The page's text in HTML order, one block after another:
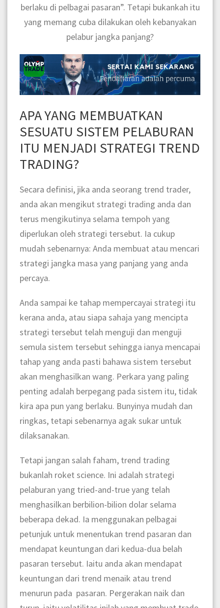
berlaku di pelbagai pasaran”. Tetapi bukankah itu
yang memang cuba dilakukan oleh kebanyakan
pelabur jangka panjang?
APA YANG MEMBUATKAN
SESUATU SISTEM PELABURAN
ITU MENJADI STRATEGI TREND
TRADING?
Secara definisi, jika anda seorang trend trader,
anda akan mengikut strategi trading anda dan
terus mengikutinya selama tempoh yang
diperlukan oleh strategi tersebut. Ia cukup
mudah sebenarnya: Anda membuat atau mencari
strategi jangka masa yang panjang yang anda
percaya.
Anda sampai ke tahap mempercayai strategi itu
kerana anda, atau siapa sahaja yang mencipta
strategi tersebut telah menguji dan menguji
semula sistem tersebut sehingga ianya mencapai
tahap yang anda pasti bahawa sistem tersebut
akan menghasilkan wang. Perkara yang paling
penting adalah berpegang pada sistem itu, tidak
kira apa pun yang berlaku. Bunyinya mudah dan
ringkas, tetapi sebenarnya agak sukar untuk
dilaksanakan.
Tetapi jangan salah faham, trend trading
bukanlah roket science. Ini adalah strategi
pelaburan yang tried-and-true yang telah
menghasilkan berbilion-bilion dolar selama
beberapa dekad. Ia menggunakan pelbagai
petunjuk untuk menentukan trend pasaran dan
mendapat keuntungan dari kedua-dua belah
pasaran tersebut. Iaitu anda akan mendapat
keuntungan dari trend menaik atau trend
menurun pada pasaran. Pergerakan naik dan